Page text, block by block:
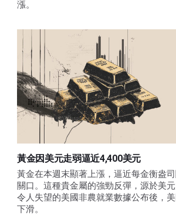
漲。
黃金因美元走弱逼近4,400美元
黃金在本週末顯著上漲，逼近每金衡盎
關口。這種貴金屬的強勁反彈，源於美
令人失望的美國非農就業數據公布後，
下滑。